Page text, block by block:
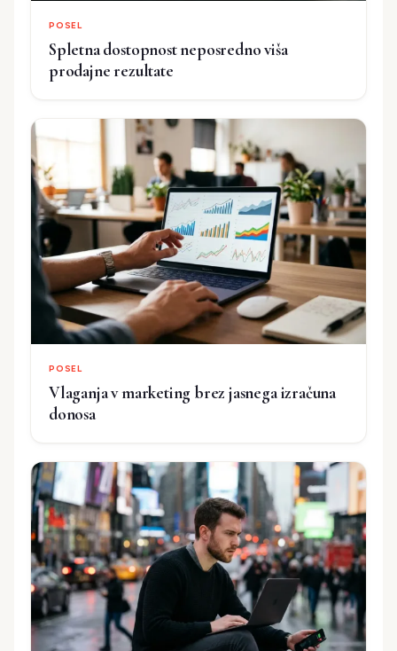
POSEL
Spletna dostopnost neposredno viša
prodajne rezultate
POSEL
Vlaganja v marketing brez jasnega izračuna
donosa